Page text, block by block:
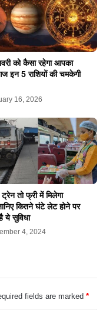
को कैसा रहेगा आपका
इन 5 राशियों की चमकेगी
16, 2026
तो फ्री में मिलेगा
कितने घंटे लेट होने पर
ये सुविधा
4, 2024
fields are marked *